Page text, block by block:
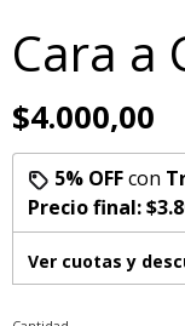
Cara a
$4.000,00
5% OFFcon
Precio final:
Ver cuotas y